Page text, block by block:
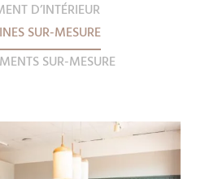
D’INTÉRIEUR
SUR-MESURE
SUR-MESURE